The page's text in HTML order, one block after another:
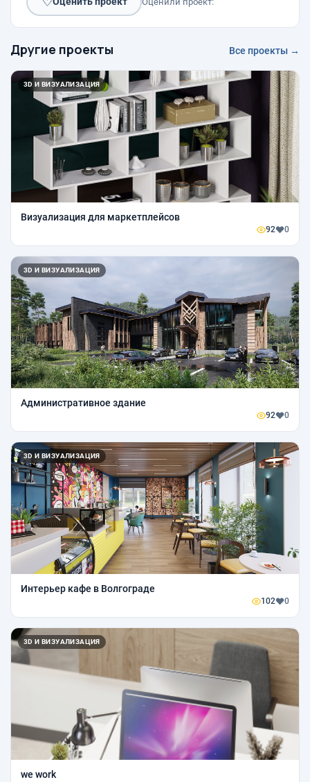
Другие проекты Все проекты →
3D И ВИЗУАЛИЗАЦИЯ
Визуализация для маркетплейсов
92 0
3D И ВИЗУАЛИЗАЦИЯ
Административное здание
92 0
3D И ВИЗУАЛИЗАЦИЯ
Интерьер кафе в Волгограде
102 0
3D И ВИЗУАЛИЗАЦИЯ
we work